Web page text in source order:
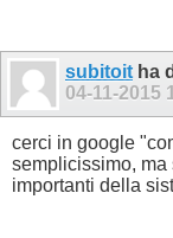
subitoit ha
04-11-2015
cerci in google
semplicissimo, ma
importanti della